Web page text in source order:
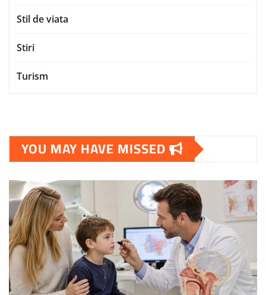
Stil de viata
Stiri
Turism
YOU MAY HAVE MISSED